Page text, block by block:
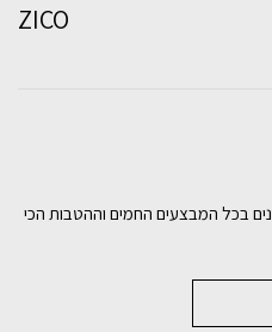
ZICO
בכל המבצעים החמים וההטבות הכי